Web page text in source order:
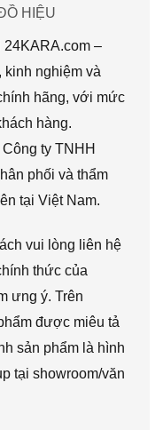
HIỆU
–
kinh nghiệm và
hãng, với mức
hàng.
ty TNHH
phối và thẩm
tại Việt Nam.
vui lòng liên hệ
thức của
ưng ý. Trên
được miêu tả
sản phẩm là hình
tại showroom/văn